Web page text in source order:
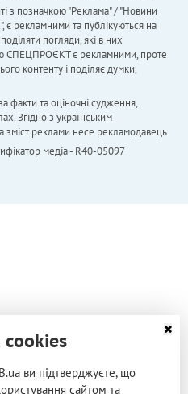
з позначкою "Реклама" / "Новини
є рекламними та публікуються на
погляди, які в них
СПЕЦПРОЄКТ є рекламними, проте
контенту і поділяє думки,
факти та оціночні судження,
Згідно з українським
зміст реклами несе рекламодавець.
медіа - R40-05097
cookies
ви підтверджуєте, що
сайтом та